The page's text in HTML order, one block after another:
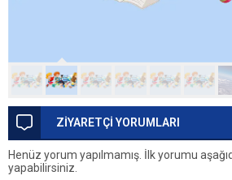
ZİYARETÇİ YORUMLARI
Henüz yorum yapılmamış. İlk yorumu
yapabilirsiniz.